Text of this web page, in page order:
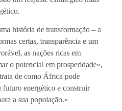
história de transformação – a
certas, transparência e um
as nações ricas em
o potencial em prosperidade»,
de como África pode
futuro energético e construir
a sua população.»